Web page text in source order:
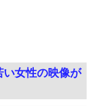
い女性の映像が